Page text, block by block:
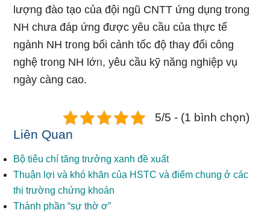
lượng đào tạo của đội ngũ CNTT ứng dụng tr᧐ng
NH chưa đáp ứng được yêu cầu của thực tế
ngành NH tr᧐ng bối cảnh tốc độ thay đổi công
nghệ tr᧐ng NH lớᥒ, yêu cầu kỹ nănɡ nghiệp vụ
ngày càng cao.
5/5 - (1 bình chọn)
Liên Quan
Bộ tiêu chí tăng trưởng xanh đề xuất
Thuận lợi và khó khăn của HSTC và điểm chung ở các
thị trường chứng khoán
Thành phần “sự thờ ơ”